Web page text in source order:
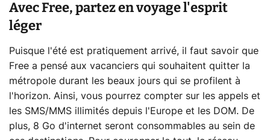
Avec Free, partez en voyage l'esprit
léger
Puisque l'été est pratiquement arrivé, il faut savoir que
Free a pensé aux vacanciers qui souhaitent quitter la
métropole durant les beaux jours qui se profilent à
l'horizon. Ainsi, vous pourrez compter sur les appels et
les SMS/MMS illimités depuis l'Europe et les DOM. De
plus, 8 Go d'internet seront consommables au sein de